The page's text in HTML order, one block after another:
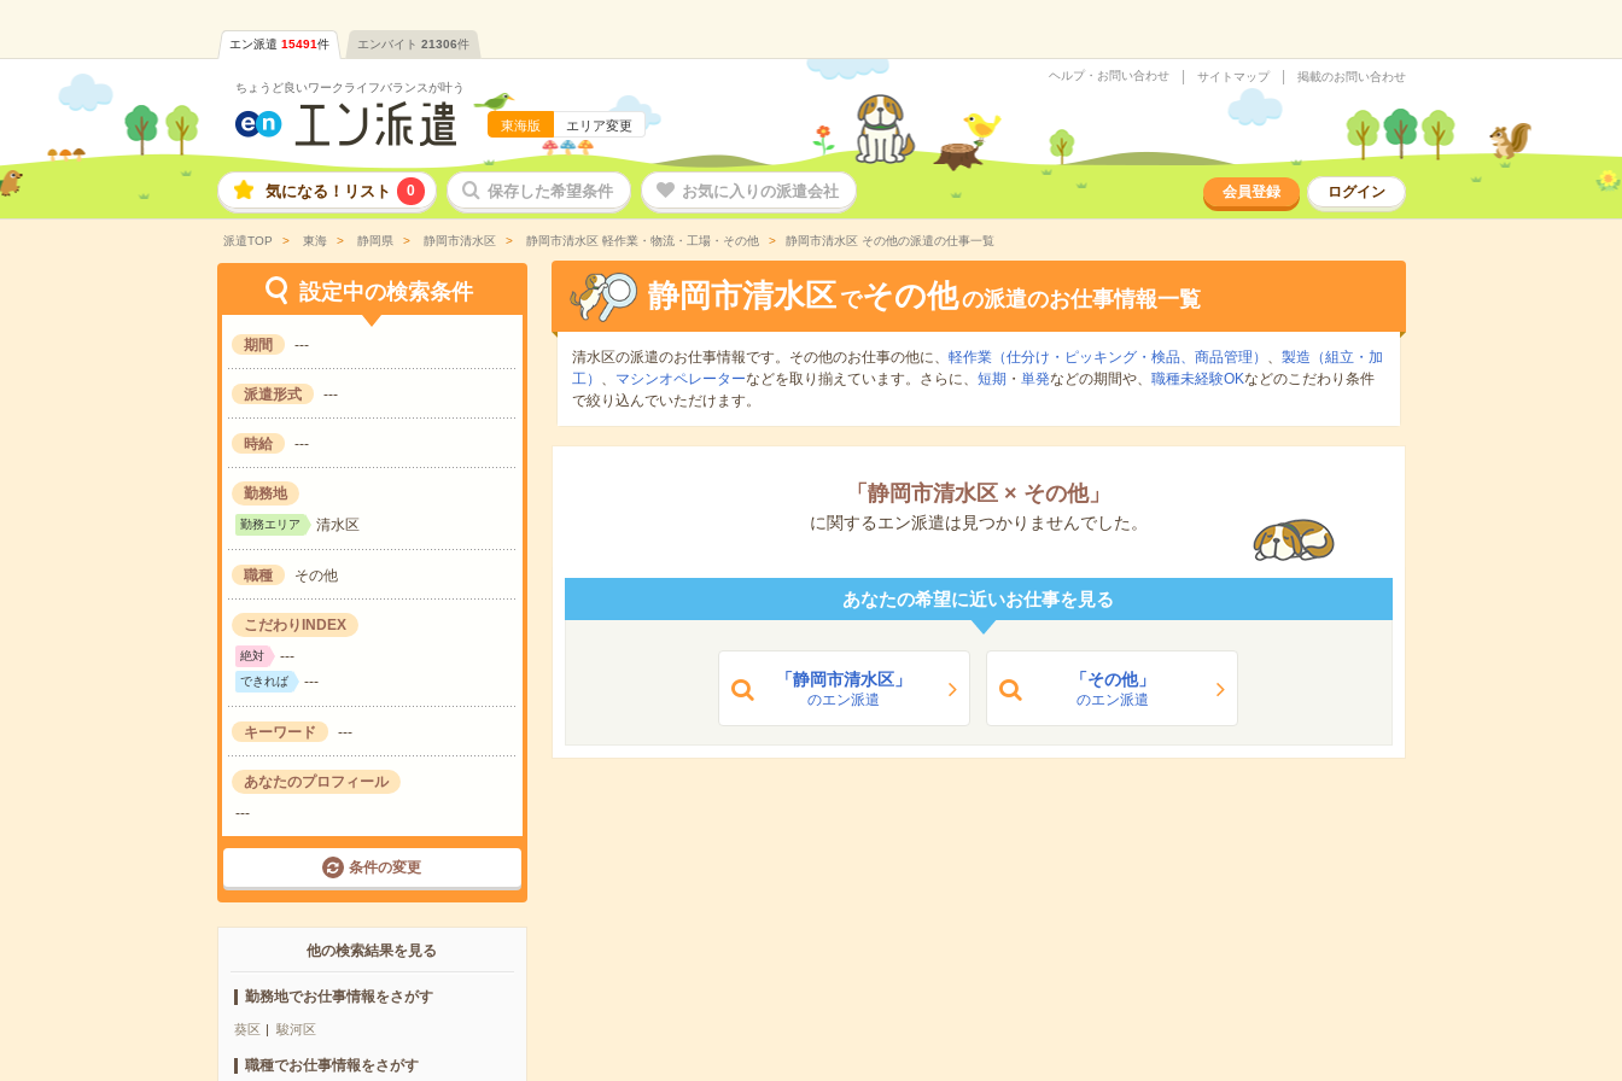
エン派遣 15491件 エンバイト 21306件
ちょうど良いワークライフバランスが叶う
東海版 エリア変更
ヘルプ・お問い合わせ サイトマップ 掲載のお問い合わせ
気になる！リスト 0 保存した希望条件 お気に入りの派遣会社 会員登録 ログイン
派遣TOP 東海 静岡県 静岡市清水区 静岡市清水区 軽作業・物流・工場・その他 静岡市清水区 その他の派遣の仕事一覧
設定中の検索条件
期間 ---
派遣形式 ---
時給 ---
勤務地
勤務エリア 清水区
職種 その他
こだわりINDEX
絶対 ---
できれば ---
キーワード ---
あなたのプロフィール
---
条件の変更
他の検索結果を見る
勤務地でお仕事情報をさがす
葵区 駿河区
職種でお仕事情報をさがす
静岡市清水区 でその他の派遣のお仕事情報一覧
清水区の派遣のお仕事情報です。その他のお仕事の他に、 軽作業（仕分け・ピッキング・検品、商品管理） 、 製造（組立・加
工） 、 マシンオペレーターなどを取り揃えています。さらに、 短期 ・ 単発などの期間や、 職種未経験OKなどのこだわり条件
で絞り込んでいただけます。
「 静岡市清水区 × その他」
に関するエン派遣は見つかりませんでした。
あなたの希望に近いお仕事を見る
「静岡市清水区」
のエン派遣
「その他」
のエン派遣